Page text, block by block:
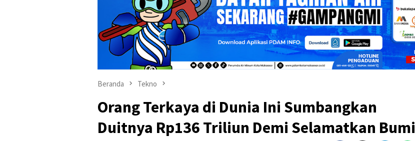
Beranda Tekno
Orang Terkaya di Dunia Ini Sumbangkan
Duitnya Rp136 Triliun Demi Selamatkan Bumi